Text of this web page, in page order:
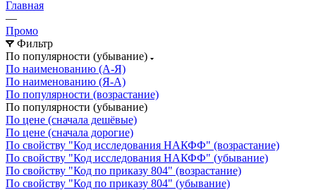
Главная
—
Промо
Фильтр
По популярности (убывание)
По наименованию (А-Я)
По наименованию (Я-А)
По популярности (возрастание)
По популярности (убывание)
По цене (сначала дешёвые)
По цене (сначала дорогие)
По свойству "Код исследования НАКФФ" (возрастание)
По свойству "Код исследования НАКФФ" (убывание)
По свойству "Код по приказу 804" (возрастание)
По свойству "Код по приказу 804" (убывание)